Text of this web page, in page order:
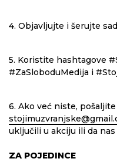
4. Objavljujte i šerujte
5. Koristite hashtagove
#ZaSloboduMedija i
6. Ako već niste,
uključili u akciju ili da
ZA POJEDINCE